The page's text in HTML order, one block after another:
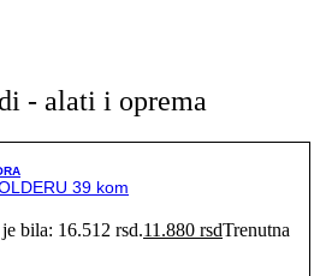
- alati i oprema
39 kom
bila: 16.512 rsd.11.880 rsdTrenutna